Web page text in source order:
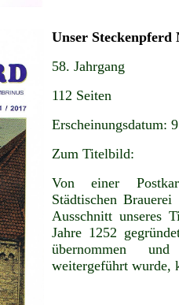
Unser Steckenpferd
58. Jahrgang
112 Seiten
Erscheinungsdatum:
Zum Titelbild:
Von einer
Städtischen
Ausschnitt unseres
Jahre 1252
übernommen
weitergeführt wurde,